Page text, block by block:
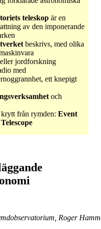
teleskop är en
av den imponerande
beskrivs, med olika
eller jordforskning
med
ett knepigt
och
från rymden: Event
Roger